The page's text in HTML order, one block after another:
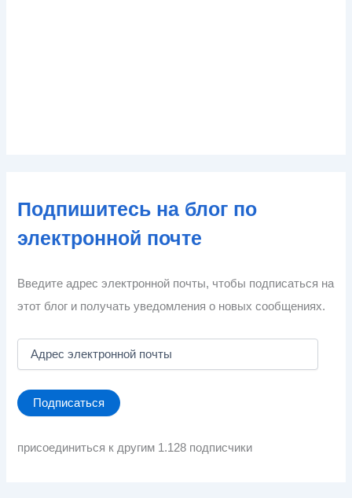
Подпишитесь на блог по
электронной почте
Введите адрес электронной почты, чтобы подписаться на
этот блог и получать уведомления о новых сообщениях.
е
с
е
Подписаться
присоединиться к другим 1.128 подписчики